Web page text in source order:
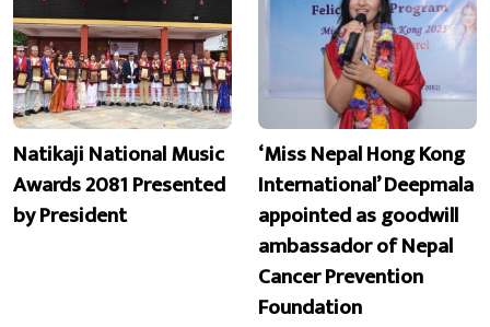
Natikaji National Music
Awards 2081 Presented
by President
‘Miss Nepal Hong Kong
International’ Deepmala
appointed as goodwill
ambassador of Nepal
Cancer Prevention
Foundation